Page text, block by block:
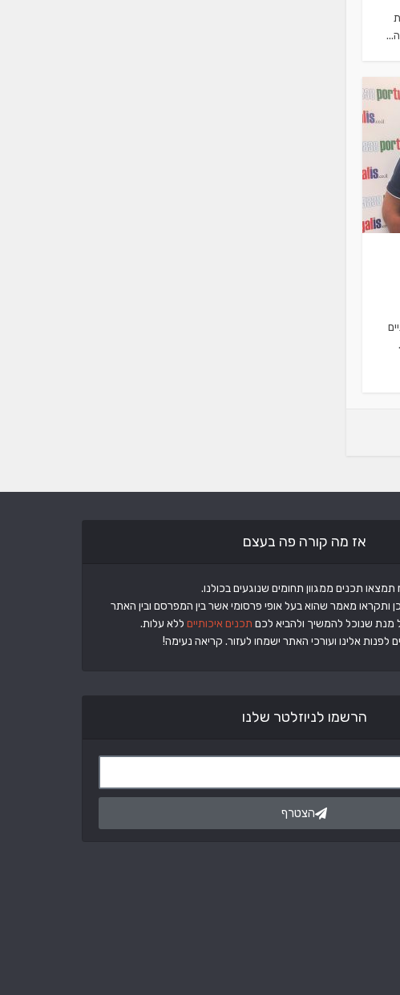
אז מה קורה פה בעצם
ותקראו מאמר שהוא בעל אופי פרסומי אשר בין המפרסם ובין האתר
מנת שנוכל להמשיך ולהביא לכם תכנים איכותיים ללא עלות.
לפנות אלינו ועורכי האתר ישמחו לעזור. קריאה נעימה!
הרשמו לניוזלטר שלנו
הצטרף